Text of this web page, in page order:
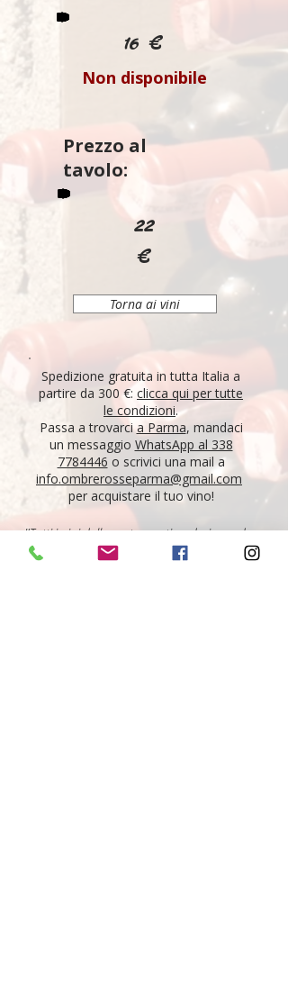
16 €
Non disponibile
Prezzo al
tavolo:
22
€
Torna ai vini
Spedizione gratuita in tutta Italia a
partire da 300 €: clicca qui per tutte
le condizioni.
Passa a trovarcia Parma, mandaci
un messaggio WhatsApp al 338
7784446 o scrivici una mail a
info.ombrerosseparma@gmail.com
per acquistare il tuo vino!
"Tutti i vini della nostra cantina derivano da un
lungo percorso di ricerca, iniziato nel 1995 con